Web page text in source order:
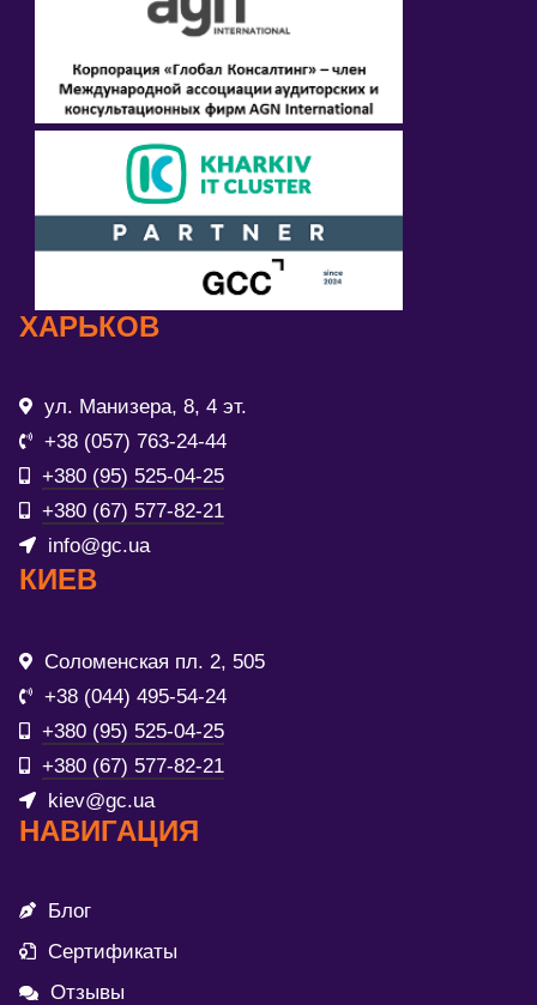
ХАРЬКОВ
ул. Манизера, 8, 4 эт.
+38 (057) 763-24-44
+380 (95) 525-04-25
+380 (67) 577-82-21
info@gc.ua
КИЕВ
Соломенская пл. 2, 505
+38 (044) 495-54-24
+380 (95) 525-04-25
+380 (67) 577-82-21
kiev@gc.ua
НАВИГАЦИЯ
Блог
Сертификаты
Отзывы